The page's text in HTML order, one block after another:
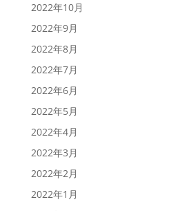
2022年10月
2022年9月
2022年8月
2022年7月
2022年6月
2022年5月
2022年4月
2022年3月
2022年2月
2022年1月